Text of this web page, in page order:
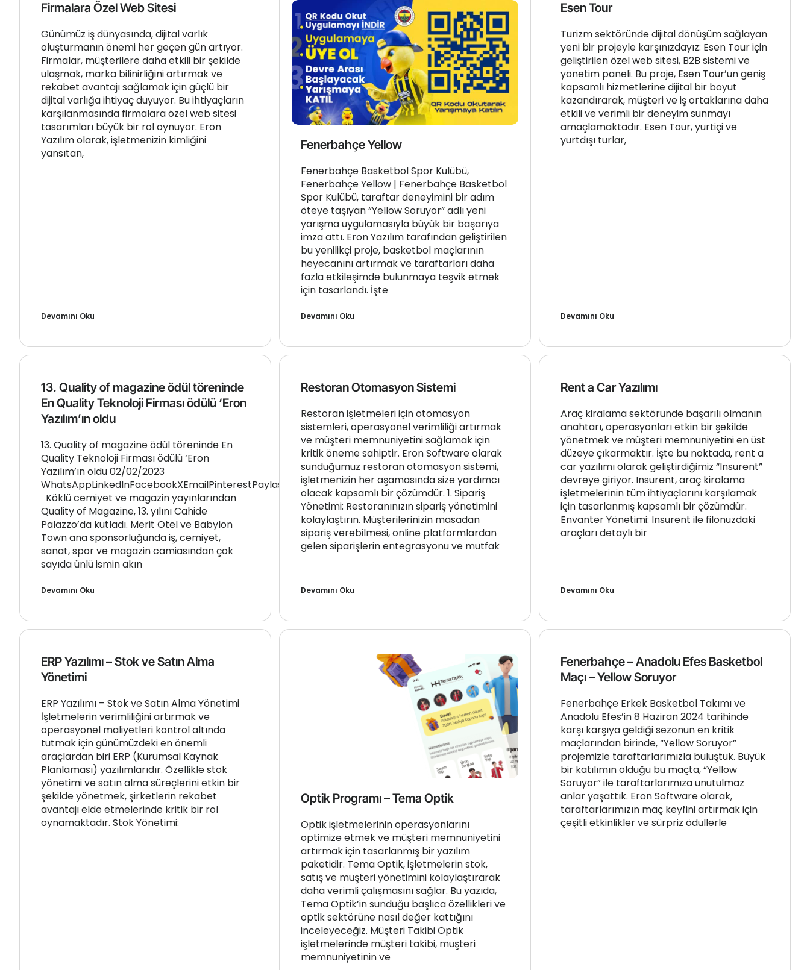
Firmalara Özel Web Sitesi
Günümüz iş dünyasında, dijital varlık
oluşturmanın önemi her geçen gün artıyor.
Firmalar, müşterilere daha etkili bir şekilde
ulaşmak, marka bilinirliğini artırmak ve
rekabet avantajı sağlamak için güçlü bir
dijital varlığa ihtiyaç duyuyor. Bu ihtiyaçların
karşılanmasında firmalara özel web sitesi
tasarımları büyük bir rol oynuyor. Eron
Yazılım olarak, işletmenizin kimliğini
yansıtan,
Devamını Oku
Fenerbahçe Yellow
Fenerbahçe Basketbol Spor Kulübü,
Fenerbahçe Yellow | Fenerbahçe Basketbol
Spor Kulübü, taraftar deneyimini bir adım
öteye taşıyan “Yellow Soruyor” adlı yeni
yarışma uygulamasıyla büyük bir başarıya
imza attı. Eron Yazılım tarafından geliştirilen
bu yenilikçi proje, basketbol maçlarının
heyecanını artırmak ve taraftarları daha
fazla etkileşimde bulunmaya teşvik etmek
için tasarlandı. İşte
Devamını Oku
Esen Tour
Turizm sektöründe dijital dönüşüm sağlayan
yeni bir projeyle karşınızdayız: Esen Tour için
geliştirilen özel web sitesi, B2B sistemi ve
yönetim paneli. Bu proje, Esen Tour’un geniş
kapsamlı hizmetlerine dijital bir boyut
kazandırarak, müşteri ve iş ortaklarına daha
etkili ve verimli bir deneyim sunmayı
amaçlamaktadır. Esen Tour, yurtiçi ve
yurtdışı turlar,
Devamını Oku
13. Quality of magazine ödül töreninde
En Quality Teknoloji Firması ödülü ‘Eron
Yazılım’ın oldu
13. Quality of magazine ödül töreninde En
Quality Teknoloji Firması ödülü ‘Eron
Yazılım’ın oldu 02/02/2023
WhatsAppLinkedInFacebookXEmailPinterestPaylaş
Köklü cemiyet ve magazin yayınlarından
Quality of Magazine, 13. yılını Cahide
Palazzo’da kutladı. Merit Otel ve Babylon
Town ana sponsorluğunda iş, cemiyet,
sanat, spor ve magazin camiasından çok
sayıda ünlü ismin akın
Devamını Oku
Restoran Otomasyon Sistemi
Restoran işletmeleri için otomasyon
sistemleri, operasyonel verimliliği artırmak
ve müşteri memnuniyetini sağlamak için
kritik öneme sahiptir. Eron Software olarak
sunduğumuz restoran otomasyon sistemi,
işletmenizin her aşamasında size yardımcı
olacak kapsamlı bir çözümdür. 1. Sipariş
Yönetimi: Restoranınızın sipariş yönetimini
kolaylaştırın. Müşterilerinizin masadan
sipariş verebilmesi, online platformlardan
gelen siparişlerin entegrasyonu ve mutfak
Devamını Oku
Rent a Car Yazılımı
Araç kiralama sektöründe başarılı olmanın
anahtarı, operasyonları etkin bir şekilde
yönetmek ve müşteri memnuniyetini en üst
düzeye çıkarmaktır. İşte bu noktada, rent a
car yazılımı olarak geliştirdiğimiz “Insurent”
devreye giriyor. Insurent, araç kiralama
işletmelerinin tüm ihtiyaçlarını karşılamak
için tasarlanmış kapsamlı bir çözümdür.
Envanter Yönetimi: Insurent ile filonuzdaki
araçları detaylı bir
Devamını Oku
ERP Yazılımı – Stok ve Satın Alma
Yönetimi
ERP Yazılımı – Stok ve Satın Alma Yönetimi
İşletmelerin verimliliğini artırmak ve
operasyonel maliyetleri kontrol altında
tutmak için günümüzdeki en önemli
araçlardan biri ERP (Kurumsal Kaynak
Planlaması) yazılımlarıdır. Özellikle stok
yönetimi ve satın alma süreçlerini etkin bir
şekilde yönetmek, şirketlerin rekabet
avantajı elde etmelerinde kritik bir rol
oynamaktadır. Stok Yönetimi:
Optik Programı – Tema Optik
Optik işletmelerinin operasyonlarını
optimize etmek ve müşteri memnuniyetini
artırmak için tasarlanmış bir yazılım
paketidir. Tema Optik, işletmelerin stok,
satış ve müşteri yönetimini kolaylaştırarak
daha verimli çalışmasını sağlar. Bu yazıda,
Tema Optik’in sunduğu başlıca özellikleri ve
optik sektörüne nasıl değer kattığını
inceleyeceğiz. Müşteri Takibi Optik
işletmelerinde müşteri takibi, müşteri
memnuniyetinin ve
Fenerbahçe – Anadolu Efes Basketbol
Maçı – Yellow Soruyor
Fenerbahçe Erkek Basketbol Takımı ve
Anadolu Efes’in 8 Haziran 2024 tarihinde
karşı karşıya geldiği sezonun en kritik
maçlarından birinde, “Yellow Soruyor”
projemizle taraftarlarımızla buluştuk. Büyük
bir katılımın olduğu bu maçta, “Yellow
Soruyor” ile taraftarlarımıza unutulmaz
anlar yaşattık. Eron Software olarak,
taraftarlarımızın maç keyfini artırmak için
çeşitli etkinlikler ve sürpriz ödüllerle